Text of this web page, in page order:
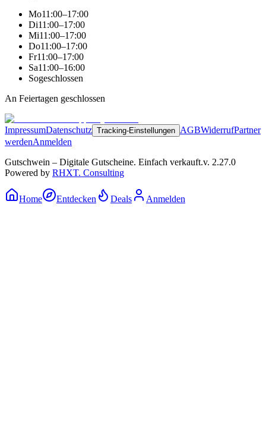
Mo11:00–17:00
Di11:00–17:00
Mi11:00–17:00
Do11:00–17:00
Fr11:00–17:00
Sa11:00–16:00
Sogeschlossen
An Feiertagen geschlossen
ImpressumDatenschutz Tracking-Einstellungen AGBWiderrufPartner
werdenAnmelden
Gutschwein – Digitale Gutscheine. Einfach verkauft.v. 2.27.0
Powered by RHXT. Consulting
Home Entdecken Deals Anmelden